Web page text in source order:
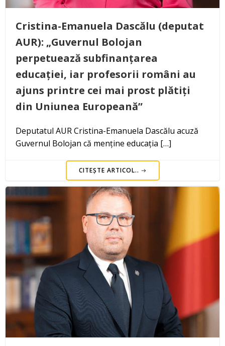
Cristina-Emanuela Dascălu (deputat
AUR): „Guvernul Bolojan
perpetuează subfinanțarea
educației, iar profesorii români au
ajuns printre cei mai prost plătiți
din Uniunea Europeană”
Deputatul AUR Cristina-Emanuela Dascălu acuză
Guvernul Bolojan că menține educația […]
CITEȘTE ARTICOL..